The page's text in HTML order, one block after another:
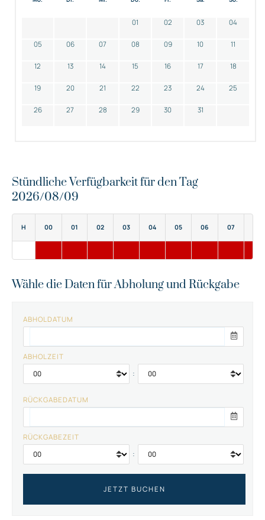
01 02 03 04
05 06 07 08 09 10 11
12 13 14 15 16 17 18
19 20 21 22 23 24 25
26 27 28 29 30 31
Stündliche Verfügbarkeit für den Tag
2026/08/09
H 00 01 02 03 04 05 06 07
Wähle die Daten für Abholung und Rückgabe
ABHOLDATUM
ABHOLZEIT
:
RÜCKGABEDATUM
RÜCKGABEZEIT
: